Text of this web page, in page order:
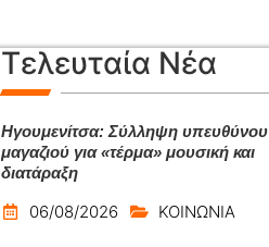
Τελευταία Νέα
Ηγουμενίτσα: Σύλληψη υπευθύνου
μαγαζιού για «τέρμα» μουσική και
διατάραξη
06/08/2026 ΚΟΙΝΩΝΙΑ